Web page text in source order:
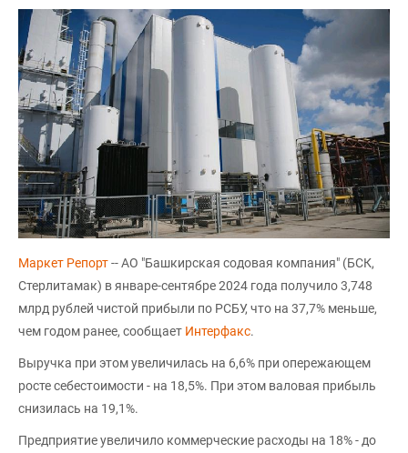
Маркет Репорт-- АО "Башкирская содовая компания" (БСК,
Стерлитамак) в январе-сентябре 2024 года получило 3,748
млрд рублей чистой прибыли по РСБУ, что на 37,7% меньше,
чем годом ранее, сообщает Интерфакс.
Выручка при этом увеличилась на 6,6% при опережающем
росте себестоимости - на 18,5%. При этом валовая прибыль
снизилась на 19,1%.
Предприятие увеличило коммерческие расходы на 18% - до